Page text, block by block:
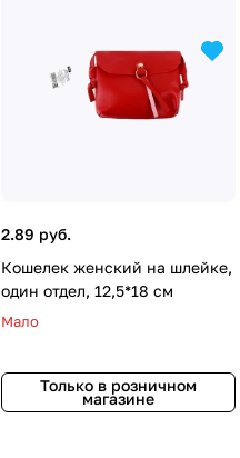
2.89 руб.
Кошелек женский на шлейке,
один отдел, 12,5*18 см
Мало
Только в розничном
магазине